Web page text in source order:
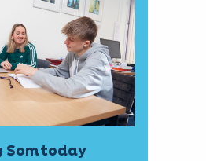
Somtoday